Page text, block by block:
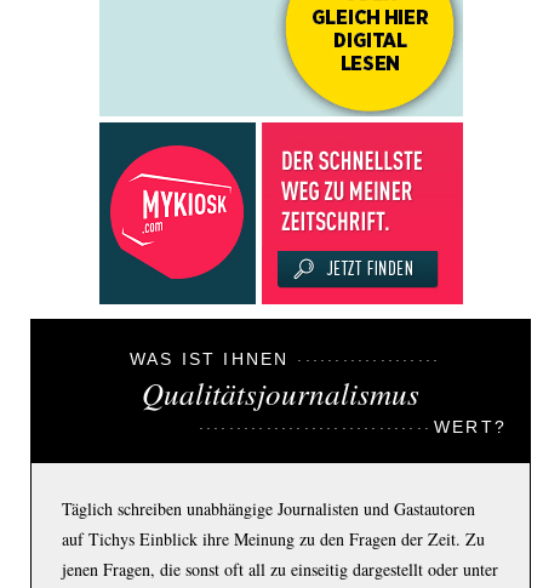
WAS IST IHNEN
Qualitätsjournalismus
WERT?
Täglich schreiben unabhängige Journalisten und Gastautoren
auf Tichys Einblick ihre Meinung zu den Fragen der Zeit. Zu
jenen Fragen, die sonst oft all zu einseitig dargestellt oder unter